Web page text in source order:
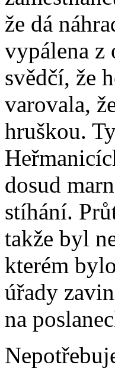
že dá
vypálena z
svědčí, že
varovala,
hruškou.
dosud
stíhání.
takže byl
kterém
úřady
na